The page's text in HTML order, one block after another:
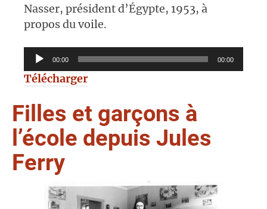
Nasser, président d’Égypte, 1953, à
propos du voile.
Lecteur
audio
00:00 00:00
Télécharger
Filles et garçons à
l’école depuis Jules
Ferry